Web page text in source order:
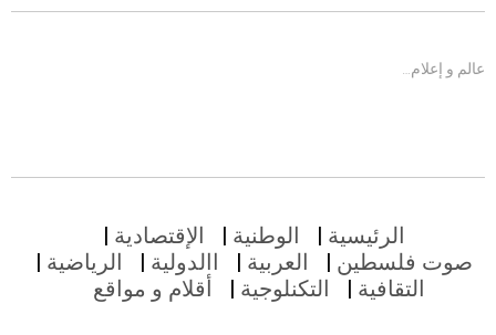
عالم و إعلام…
الرئيسية الوطنية
الإقتصادية
صوت فلسطين
العربية االدولية
الرياضية
التقافية
التكنلوجية أقلام و مواقع